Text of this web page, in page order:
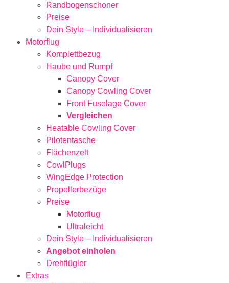
Randbogenschoner
Preise
Dein Style – Individualisieren
Motorflug
Komplettbezug
Haube und Rumpf
Canopy Cover
Canopy Cowling Cover
Front Fuselage Cover
Vergleichen
Heatable Cowling Cover
Pilotentasche
Flächenzelt
CowlPlugs
WingEdge Protection
Propellerbezüge
Preise
Motorflug
Ultraleicht
Dein Style – Individualisieren
Angebot einholen
Drehflügler
Extras